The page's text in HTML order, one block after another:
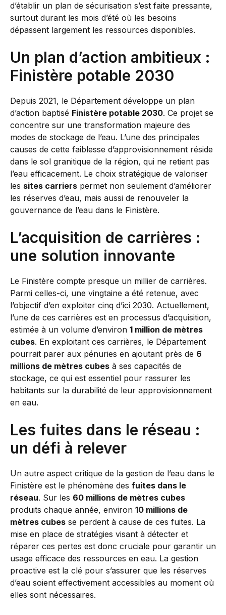
d’établir un plan de sécurisation s’est faite pressante,
surtout durant les mois d’été où les besoins
dépassent largement les ressources disponibles.
Un plan d’action ambitieux :
Finistère potable 2030
Depuis 2021, le Département développe un plan
d’action baptisé Finistère potable 2030. Ce projet se
concentre sur une transformation majeure des
modes de stockage de l’eau. L’une des principales
causes de cette faiblesse d’approvisionnement réside
dans le sol granitique de la région, qui ne retient pas
l’eau efficacement. Le choix stratégique de valoriser
les sites carriers permet non seulement d’améliorer
les réserves d’eau, mais aussi de renouveler la
gouvernance de l’eau dans le Finistère.
L’acquisition de carrières :
une solution innovante
Le Finistère compte presque un millier de carrières.
Parmi celles-ci, une vingtaine a été retenue, avec
l’objectif d’en exploiter cinq d’ici 2030. Actuellement,
l’une de ces carrières est en processus d’acquisition,
estimée à un volume d’environ 1 million de mètres
cubes. En exploitant ces carrières, le Département
pourrait parer aux pénuries en ajoutant près de 6
millions de mètres cubes à ses capacités de
stockage, ce qui est essentiel pour rassurer les
habitants sur la durabilité de leur approvisionnement
en eau.
Les fuites dans le réseau :
un défi à relever
Un autre aspect critique de la gestion de l’eau dans le
Finistère est le phénomène des fuites dans le
réseau. Sur les 60 millions de mètres cubes
produits chaque année, environ 10 millions de
mètres cubes se perdent à cause de ces fuites. La
mise en place de stratégies visant à détecter et
réparer ces pertes est donc cruciale pour garantir un
usage efficace des ressources en eau. La gestion
proactive est la clé pour s’assurer que les réserves
d’eau soient effectivement accessibles au moment où
elles sont nécessaires.